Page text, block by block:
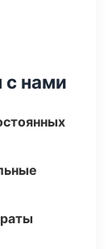
нами